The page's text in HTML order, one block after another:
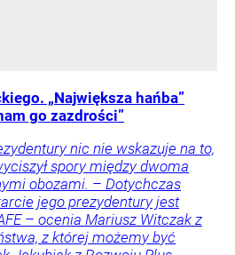
„Największa hańba”
go zazdrości”
nic nie wskazuje na to,
spory między dwoma
obozami. – Dotychczas
jego prezydentury jest
– ocenia Mariusz Witczak z
z której możemy być